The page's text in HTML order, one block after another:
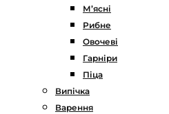
М’ясні
Рибне
Овочеві
Гарніри
Піца
Випічка
Варення